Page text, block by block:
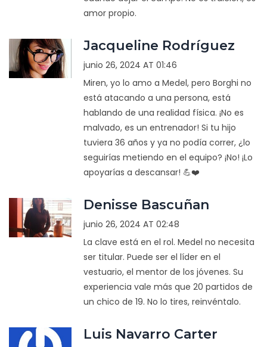
amor propio.
Jacqueline Rodríguez
junio 26, 2024 AT 01:46
Miren, yo lo amo a Medel, pero Borghi no
está atacando a una persona, está
hablando de una realidad física. ¡No es
malvado, es un entrenador! Si tu hijo
tuviera 36 años y ya no podía correr, ¿lo
seguirías metiendo en el equipo? ¡No! ¡Lo
apoyarías a descansar! 💪❤️
Denisse Bascuñan
junio 26, 2024 AT 02:48
La clave está en el rol. Medel no necesita
ser titular. Puede ser el líder en el
vestuario, el mentor de los jóvenes. Su
experiencia vale más que 20 partidos de
un chico de 19. No lo tires, reinvéntalo.
Luis Navarro Carter